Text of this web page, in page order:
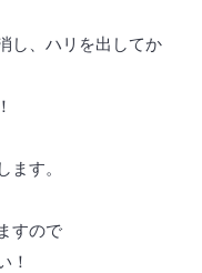
し、ハリを出してか
ます。
すので
！